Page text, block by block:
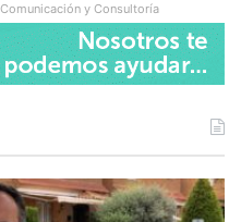
y Consultoría